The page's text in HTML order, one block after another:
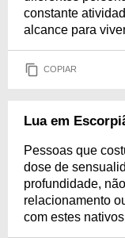
constante
alcance para
COPIAR
Lua em
Pessoas que
dose de
profundidade,
relacionamento
com estes